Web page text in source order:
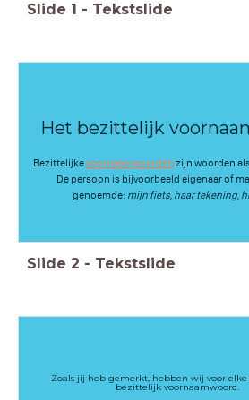
Slide 1 - Tekstslide
Het bezittelijk
Bezittelijkevoornaamwoorden zijn woorden als
De persoon is bijvoorbeeld eigenaar of
genoemde: mijn fiets, haar tekening,
Slide 2 - Tekstslide
Zoals jij heb gemerkt, hebben wij voor elke
bezittelijk voornaamwoord.